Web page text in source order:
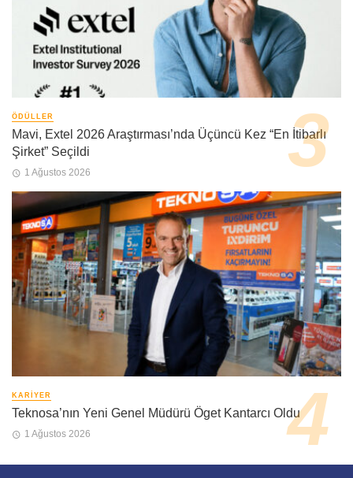
ÖDÜLLER
Mavi, Extel 2026 Araştırması’nda Üçüncü Kez “En İtibarlı
Şirket” Seçildi
1 Ağustos 2026
KARIYER
Teknosa’nın Yeni Genel Müdürü Öget Kantarcı Oldu
1 Ağustos 2026